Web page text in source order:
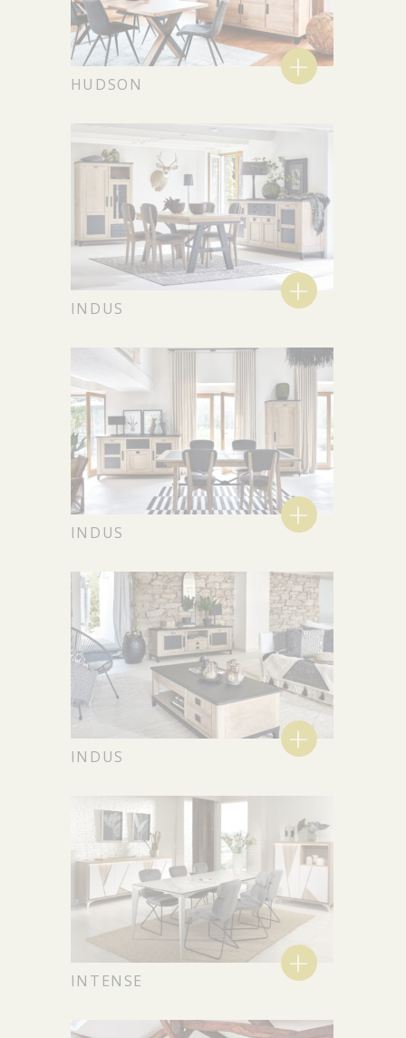
HUDSON +
INDUS +
INDUS +
INDUS +
INTENSE +